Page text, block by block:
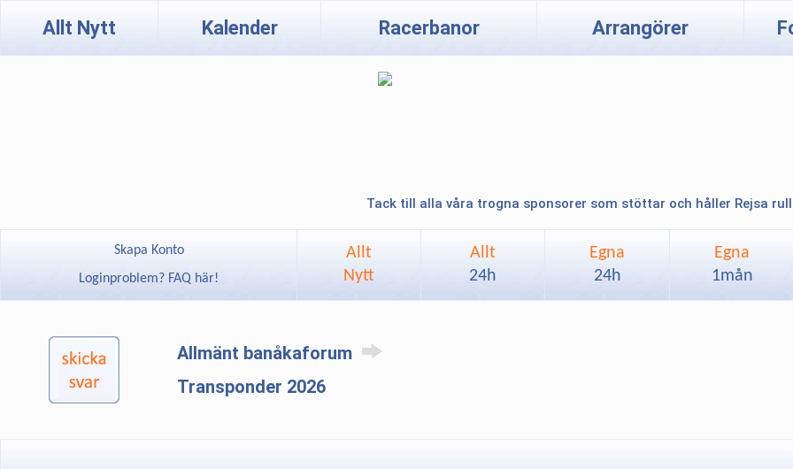
Allt Nytt Kalender Racerbanor Arrangörer
Tack till alla våra trogna sponsorer som stöttar och håller Rejsa
Skapa Konto
Loginproblem? FAQ här!
Allt
Nytt
Allt
24h
Egna
24h
Egna
1mån
Allmänt banåkaforum
Transponder 2026